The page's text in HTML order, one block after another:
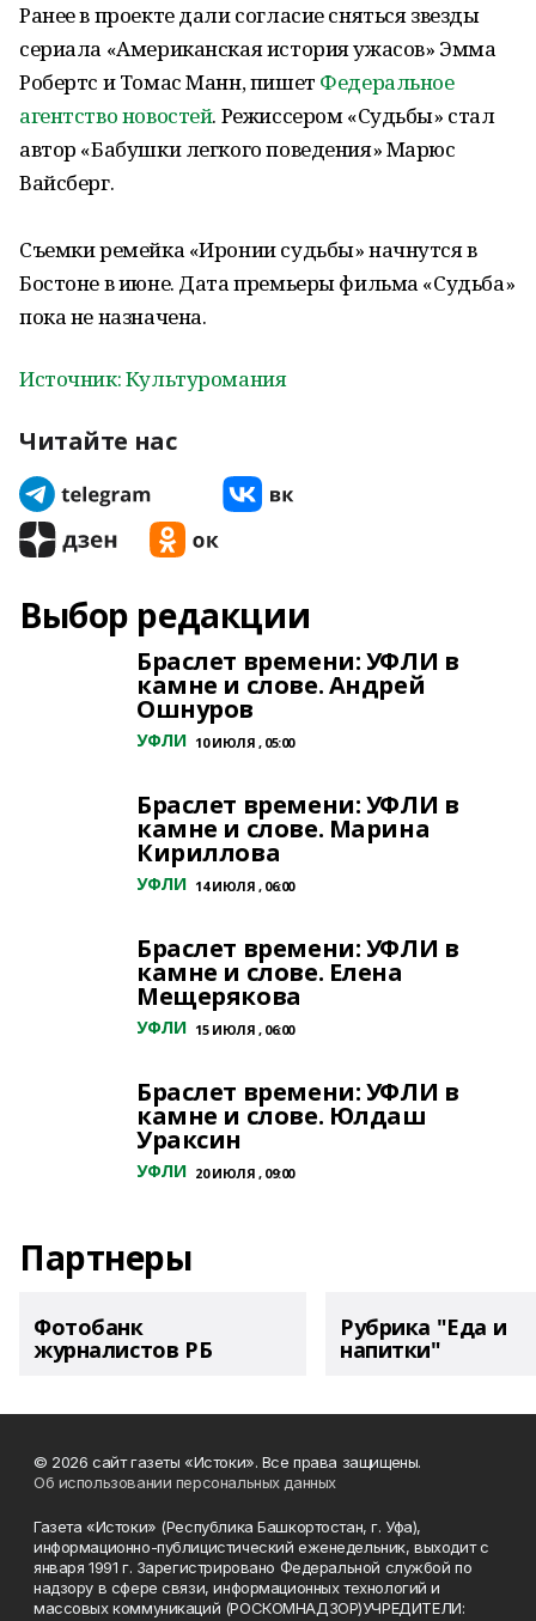
Ранее в проекте дали согласие сняться звезды
сериала «Американская история ужасов» Эмма
Робертс и Томас Манн, пишет Федеральное
агентство новостей. Режиссером «Судьбы» стал
автор «Бабушки легкого поведения» Марюс
Вайсберг.
Съемки ремейка «Иронии судьбы» начнутся в
Бостоне в июне. Дата премьеры фильма «Судьба»
пока не назначена.
Источник: Культуромания
Читайте нас
Выбор редакции
Браслет времени: УФЛИ в
камне и слове. Андрей
Ошнуров
УФЛИ 10 ИЮЛЯ , 05:00
Браслет времени: УФЛИ в
камне и слове. Марина
Кириллова
УФЛИ 14 ИЮЛЯ , 06:00
Браслет времени: УФЛИ в
камне и слове. Елена
Мещерякова
УФЛИ 15 ИЮЛЯ , 06:00
Браслет времени: УФЛИ в
камне и слове. Юлдаш
Ураксин
УФЛИ 20 ИЮЛЯ , 09:00
Партнеры
Фотобанк
журналистов РБ
Рубрика "Еда и
напитки"
© 2026 сайт газеты «Истоки». Все права защищены.
Об использовании персональных данных
Газета «Истоки» (Республика Башкортостан, г. Уфа),
информационно-публицистический еженедельник, выходит с
января 1991 г. Зарегистрировано Федеральной службой по
надзору в сфере связи, информационных технологий и
массовых коммуникаций (РОСКОМНАДЗОР)УЧРЕДИТЕЛИ: